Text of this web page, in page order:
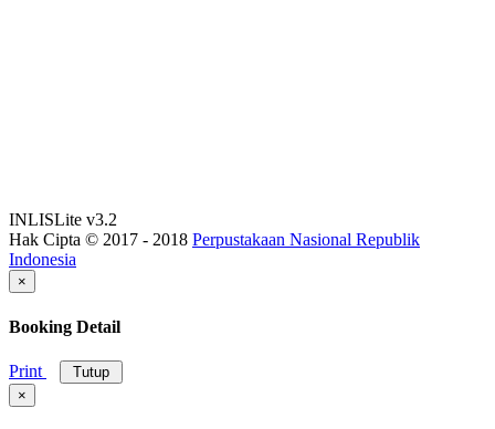
INLISLite v3.2
Hak Cipta © 2017 - 2018 Perpustakaan Nasional Republik
Indonesia
×
Booking Detail
Print
Tutup
×